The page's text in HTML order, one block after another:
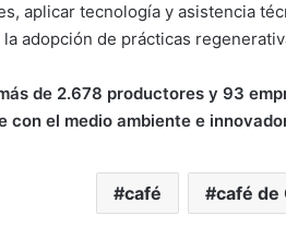
aplicar tecnología y asistencia
la adopción de prácticas
de 2.678 productores y 93
con el medio ambiente e
café café de